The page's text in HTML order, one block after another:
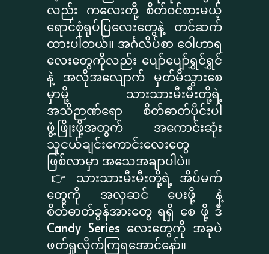
လည်း ကလေးတို့ စိတ်ဝင်စားမယ့်
ရောင်စုံရုပ်ပြလေးတွေနဲ့ တင်ဆက်
ထားပါတယ်။ အင်္ဂလိပ်စာ ဝေါဟာရ
လေးတွေကိုလည်း ပျော်ပျော်ရွှင်ရွှင်
နဲ့ အလိုအလျောက် မှတ်မိသွားစေ
မှာမို့ သားသားမီးမီးတို့ရဲ့
အသိဉာဏ်ရော စိတ်ဓာတ်ပိုင်းပါ
ဖွံ့ဖြိုးဖို့အတွက် အကောင်းဆုံး
သူငယ်ချင်းကောင်းလေးတွေ
ဖြစ်လာမှာ အသေအချာပါပဲ။
​👉 သားသားမီးမီးတို့ရဲ့ အိပ်မက်
တွေကို အလှဆင် ပေးဖို့ နဲ့
စိတ်ဓာတ်ခွန်အားတွေ ရရှိ စေ ဖို့ ဒီ
Candy Series လေးတွေကို အခုပဲ
ဖတ်ရှုလိုက်ကြရအောင်နော်။